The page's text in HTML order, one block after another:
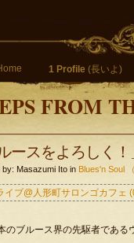
1 Profile (長いよ)
FROM
ースをよろしく
Masazumi Ito in Blues'n Soul
イブ@人形町サロンゴカフェ
のブルース界の先駆者であ